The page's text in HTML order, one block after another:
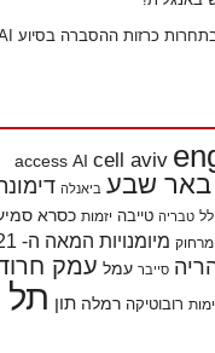
קבלו את הכרזות המנצחות בתחרות כרזות ההסברה בסיוע AI
access AI cell aviv
שבע ביאנלה דימונה
טבריה טייבה יזמות כסרא סמיע
מיומנויות המאה ה- 21
סייבר עמל עמק חרוד
רובוטיקה רמלה תון
תל